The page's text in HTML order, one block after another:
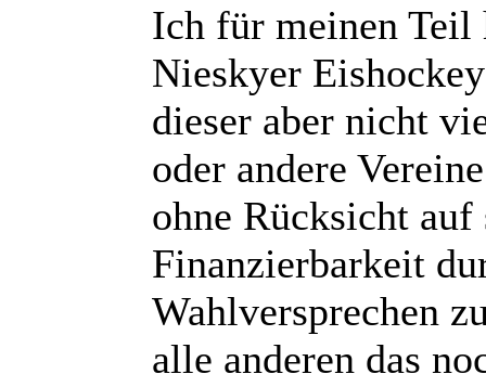
Ich für meinen Teil
Nieskyer
dieser aber nicht
oder andere
ohne Rücksicht
Finanzierbarkeit
Wahlversprechen
alle anderen das